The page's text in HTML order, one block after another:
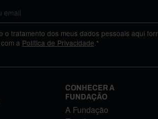
o tratamento dos meus dados pessoais aqui
a Política de Privacidade.*
CONHECER A
FUNDAÇÃO
A Fundação